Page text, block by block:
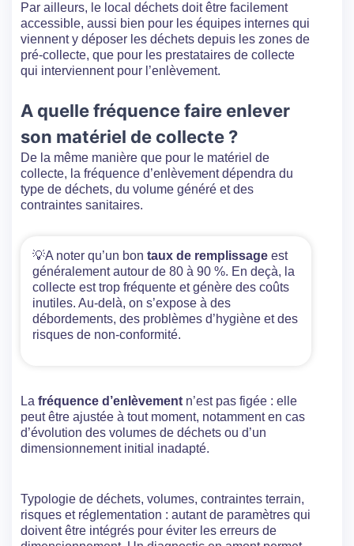
Par ailleurs, le local déchets doit être facilement
accessible, aussi bien pour les équipes internes qui
viennent y déposer les déchets depuis les zones de
pré-collecte, que pour les prestataires de collecte
qui interviennent pour l’enlèvement.
A quelle fréquence faire enlever
son matériel de collecte ?
De la même manière que pour le matériel de
collecte, la fréquence d’enlèvement dépendra du
type de déchets, du volume généré et des
contraintes sanitaires.
💡A noter qu’un bon taux de remplissage est
généralement autour de 80 à 90 %. En deçà, la
collecte est trop fréquente et génère des coûts
inutiles. Au-delà, on s’expose à des
débordements, des problèmes d’hygiène et des
risques de non-conformité.
La fréquence d’enlèvement n’est pas figée : elle
peut être ajustée à tout moment, notamment en cas
d’évolution des volumes de déchets ou d’un
dimensionnement initial inadapté.
Typologie de déchets, volumes, contraintes terrain,
risques et réglementation : autant de paramètres qui
doivent être intégrés pour éviter les erreurs de